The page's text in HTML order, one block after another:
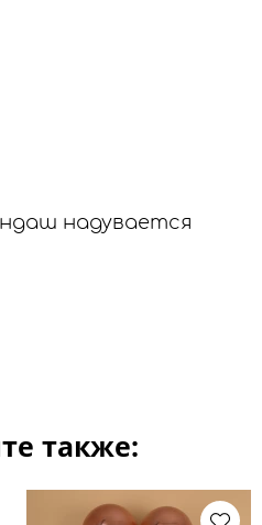
надувается
также: